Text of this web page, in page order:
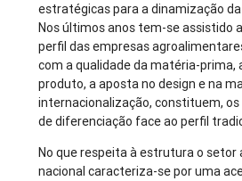
estratégicas para a dinamização
Nos últimos anos tem-se assistido
perfil das empresas
com a qualidade da matéria-prima,
produto, a aposta no design e na
internacionalização, constituem,
de diferenciação face ao perfil
No que respeita à estrutura o
nacional caracteriza-se por uma